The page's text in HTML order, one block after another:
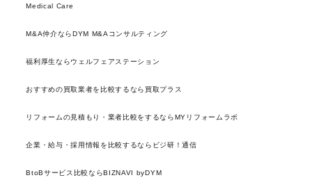
Medical Care
M&A仲介ならDYM M&Aコンサルティング
福利厚生ならウェルフェアステーション
おすすめの買取業者を比較するなら買取プラス
リフォームの見積もり・業者比較をするならMYリフォームラボ
企業・給与・採用情報を比較するならビジ研！通信
BtoBサービス比較ならBIZNAVI byDYM